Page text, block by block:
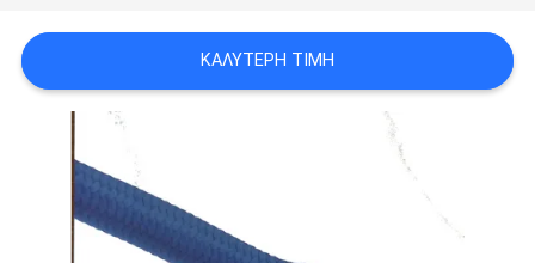
ΑΠΌΣΠΑΣΜΑ
SITEMAP
PRIVACY
POLICY
ΚΑΛΎΤΕΡΗ ΤΙΜΉ